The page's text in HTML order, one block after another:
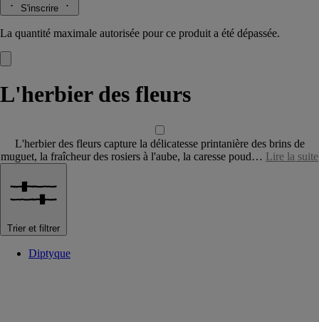
S'inscrire
La quantité maximale autorisée pour ce produit a été dépassée.
L'herbier des fleurs
L'herbier des fleurs capture la délicatesse printanière des brins de
muguet, la fraîcheur des rosiers à l'aube, la caresse poud… Lire la suite
Trier et filtrer
Diptyque